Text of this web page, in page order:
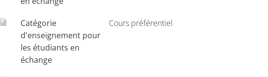
Catégorie
d'enseignement pour
les étudiants en
échange
Cours préférentiel